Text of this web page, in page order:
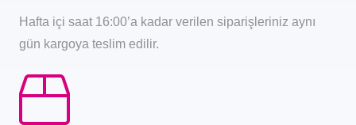
Hafta içi saat 16:00’a kadar verilen siparişleriniz aynı
gün kargoya teslim edilir.